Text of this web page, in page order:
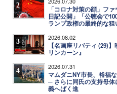
2
「コロナ対策の顔」フ
日記公開」「公聴会で
ランプ政権の最終的な
3 2026.08.02
【名画座リバティ (29)
リンカーン』
4 2026.07.31
マムダニNY市長、裕福
─ さらに同氏の支持母
義へばく進